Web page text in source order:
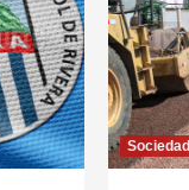
Sociedad